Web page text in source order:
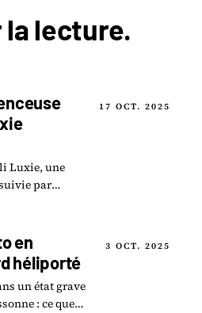
lalecture.
Luxie, une
par
17 OCT. 2025
en
héliporté
un état grave
: ce que
3 OCT. 2025